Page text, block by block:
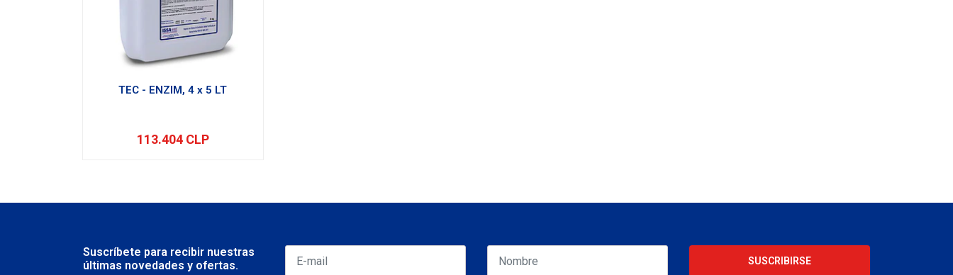
TEC - ENZIM, 4 x 5 LT
+
113.404 CLP
Suscríbete para recibir nuestras
últimas novedades y ofertas.
SUSCRIBIRSE